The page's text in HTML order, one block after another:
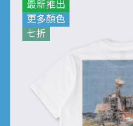
最新推出
更多顏色
七折